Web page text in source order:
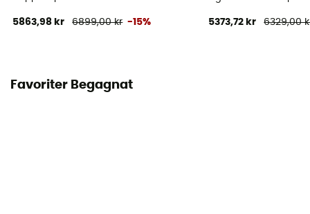
Rummets material
Golvets material
5863,98 kr 6899,00 kr -15% 5373,72 kr 6329,00
Favoriter Begagnat